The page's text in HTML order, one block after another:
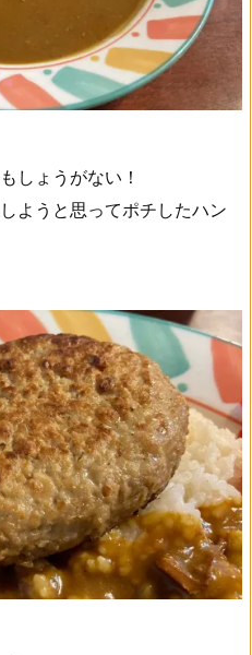
しょうがない！
ようと思ってポチしたハン